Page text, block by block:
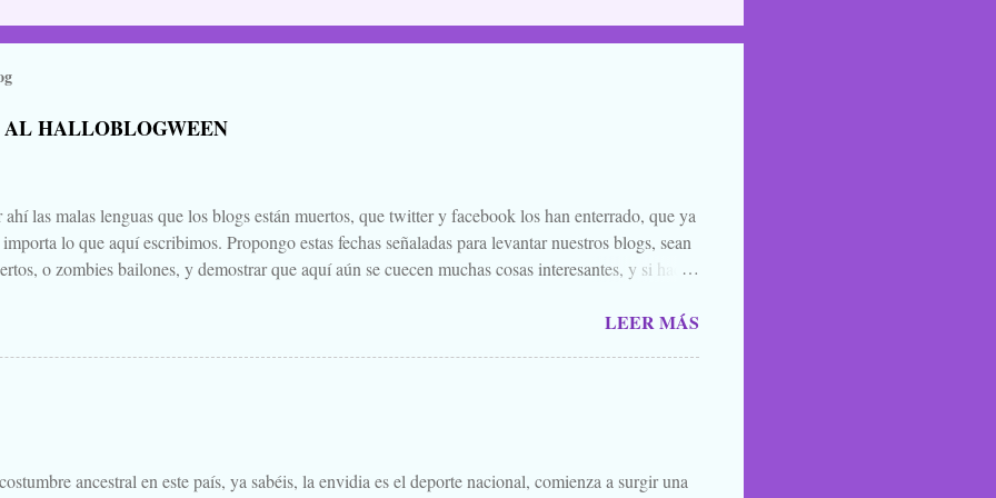
AL HALLOBLOGWEEN
las malas lenguas que los blogs están muertos, que twitter y facebook los han enterrado, que ya
lo que aquí escribimos. Propongo estas fechas señaladas para levantar nuestros blogs, sean
o zombies bailones, y demostrar que aquí aún se cuecen muchas cosas interesantes, y si hace
Comienza el .... Os convoco a todos, amigos, conocidos, amigos de amigos, blogueros en
LEER MÁS
ancestral en este país, ya sabéis, la envidia es el deporte nacional, comienza a surgir una